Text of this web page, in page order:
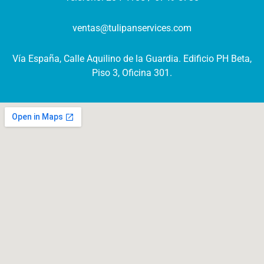
ventas@tulipanservices.com
Vía España, Calle Aquilino de la Guardia. Edificio PH Beta,
Piso 3, Oficina 301.